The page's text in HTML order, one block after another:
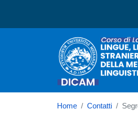
Corso di
Home Contatti